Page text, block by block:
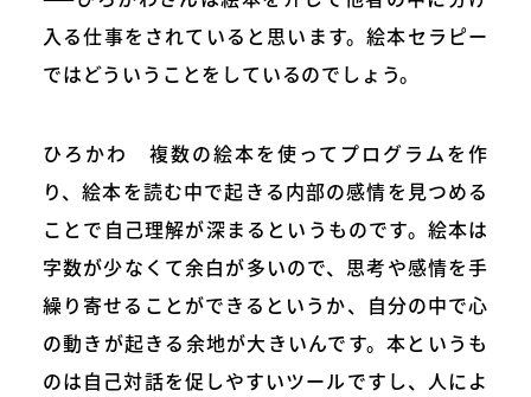
入る仕事をされていると思います。絵本セラピー
ではどういうことをしているのでしょう。
ひろかわ 複数の絵本を使ってプログラムを作
り、絵本を読む中で起きる内部の感情を見つめる
ことで自己理解が深まるというものです。絵本は
字数が少なくて余白が多いので、思考や感情を手
繰り寄せることができるというか、自分の中で心
の動きが起きる余地が大きいんです。本というも
のは自己対話を促しやすいツールですし、人によ